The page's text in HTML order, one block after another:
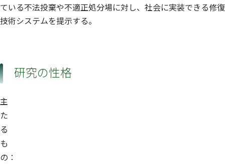
ている不法投棄や不適正処分場に対し、社会に実装できる修復
技術システムを提示する。
研究の性格
主
た
る
も
の：